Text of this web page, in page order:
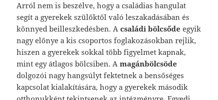
Arról nem is beszélve, hogy a családias hangulat
segít a gyerekek szülőktől való leszakadásában és
könnyed beilleszkedésben. Acsaládi bölcsőde egyik
nagy előnye a kis csoportos foglakozásokban rejlik,
hiszen a gyerekek sokkal több figyelmet kapnak,
mint egy átlagos bölcsiben.Amagánbölcsöde
dolgozói nagy hangsúlyt fektetnek a bensőséges
kapcsolat kialakítására, hogy a gyerekek második